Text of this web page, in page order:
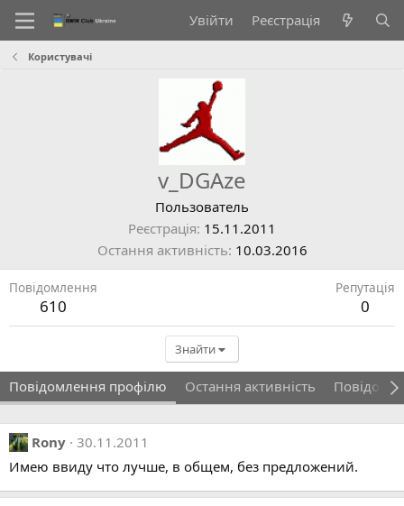
Увійти Реєстрація
Користувачі
v_DGAze
Пользователь
Реєстрація 15.11.2011
Остання активність 10.03.2016
Повідомлення
610
Репутація
0
Знайти
Повідомлення профілю Остання активність
Rony 30.11.2011
Имею ввиду что лучше, в общем, без предложений.